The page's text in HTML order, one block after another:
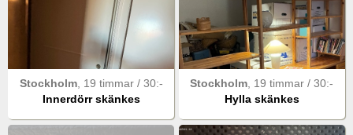
Stockholm, 19 timmar / 30:-
Innerdörr skänkes
Stockholm, 19 timmar/30:-
Hylla skänkes